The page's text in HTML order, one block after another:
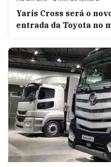
Yaris Cross será o
entrada da Toyota no